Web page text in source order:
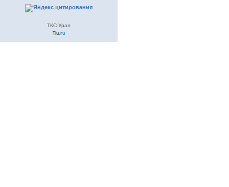
ТКС-Урал
Tiu.ru